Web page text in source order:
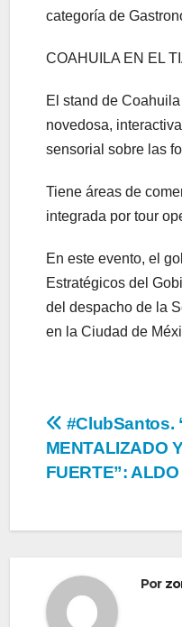
categoría de
COAHUILA EN EL
El stand de
novedosa,
sensorial sobre las
Tiene áreas de
integrada por tour
En este evento, el
Estratégicos del
del despacho de la
en la Ciudad de
de
#ClubSantos.
MENTALIZADO
FUERTE”:
Por